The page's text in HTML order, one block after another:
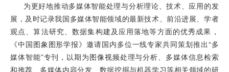
为更好地推动多媒体智能处理与分析理论、技术、应用的发
展，及时记录我国多媒体智能领域的最新技术、前沿进展、学者
观点、算法研究、数据集构建及应用落地等方面的优秀成果，
《中国图象图形学报》邀请国内多位一线专家共同策划推出“多
媒体智能”专刊，以期为图像视频处理与分析、多媒体信息检索
和推荐、多媒体内容分发、数据挖掘与机器学习等相关领域的研